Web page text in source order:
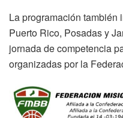
La programación también
Puerto Rico, Posadas y
jornada de competencia
organizadas por la